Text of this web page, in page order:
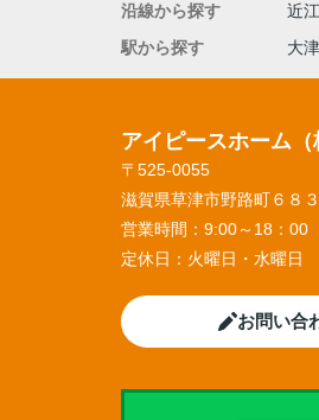
沿線から探す
近
駅から探す
大
アイピースホーム（
〒525-0055
滋賀県草津市野路町６８
営業時間： 9:00～18：00
定休日： 火曜日・水曜日
お問い合